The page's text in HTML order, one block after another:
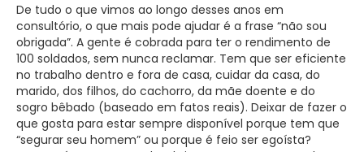
De tudo o que vimos ao longo desses anos em
consultório, o que mais pode ajudar é a frase “não sou
obrigada”. A gente é cobrada para ter o rendimento de
100 soldados, sem nunca reclamar. Tem que ser eficiente
no trabalho dentro e fora de casa, cuidar da casa, do
marido, dos filhos, do cachorro, da mãe doente e do
sogro bêbado (baseado em fatos reais). Deixar de fazer o
que gosta para estar sempre disponível porque tem que
“segurar seu homem” ou porque é feio ser egoísta?